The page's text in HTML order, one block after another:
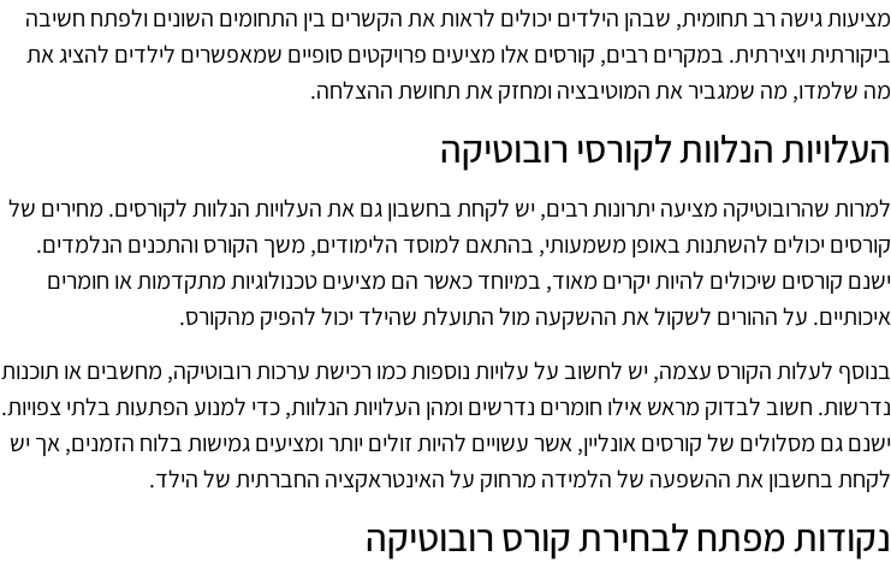
מציעות גישה רב תחומית, שבהן הילדים יכולים לראות את הקשרים בין התחומים השונים ולפתח חשיבה
ביקורתית ויצירתית. במקרים רבים, קורסים אלו מציעים פרויקטים סופיים שמאפשרים לילדים להציג את
מה שלמדו, מה שמגביר את המוטיבציה ומחזק את תחושת ההצלחה.
העלויות הנלוות לקורסי רובוטיקה
למרות שהרובוטיקה מציעה יתרונות רבים, יש לקחת בחשבון גם את העלויות הנלוות לקורסים. מחירים של
קורסים יכולים להשתנות באופן משמעותי, בהתאם למוסד הלימודים, משך הקורס והתכנים הנלמדים.
ישנם קורסים שיכולים להיות יקרים מאוד, במיוחד כאשר הם מציעים טכנולוגיות מתקדמות או חומרים
איכותיים. על ההורים לשקול את ההשקעה מול התועלת שהילד יכול להפיק מהקורס.
בנוסף לעלות הקורס עצמה, יש לחשוב על עלויות נוספות כמו רכישת ערכות רובוטיקה, מחשבים או תוכנות
נדרשות. חשוב לבדוק מראש אילו חומרים נדרשים ומהן העלויות הנלוות, כדי למנוע הפתעות בלתי צפויות.
ישנם גם מסלולים של קורסים אונליין, אשר עשויים להיות זולים יותר ומציעים גמישות בלוח הזמנים, אך יש
לקחת בחשבון את ההשפעה של הלמידה מרחוק על האינטראקציה החברתית של הילד.
נקודות מפתח לבחירת קורס רובוטיקה